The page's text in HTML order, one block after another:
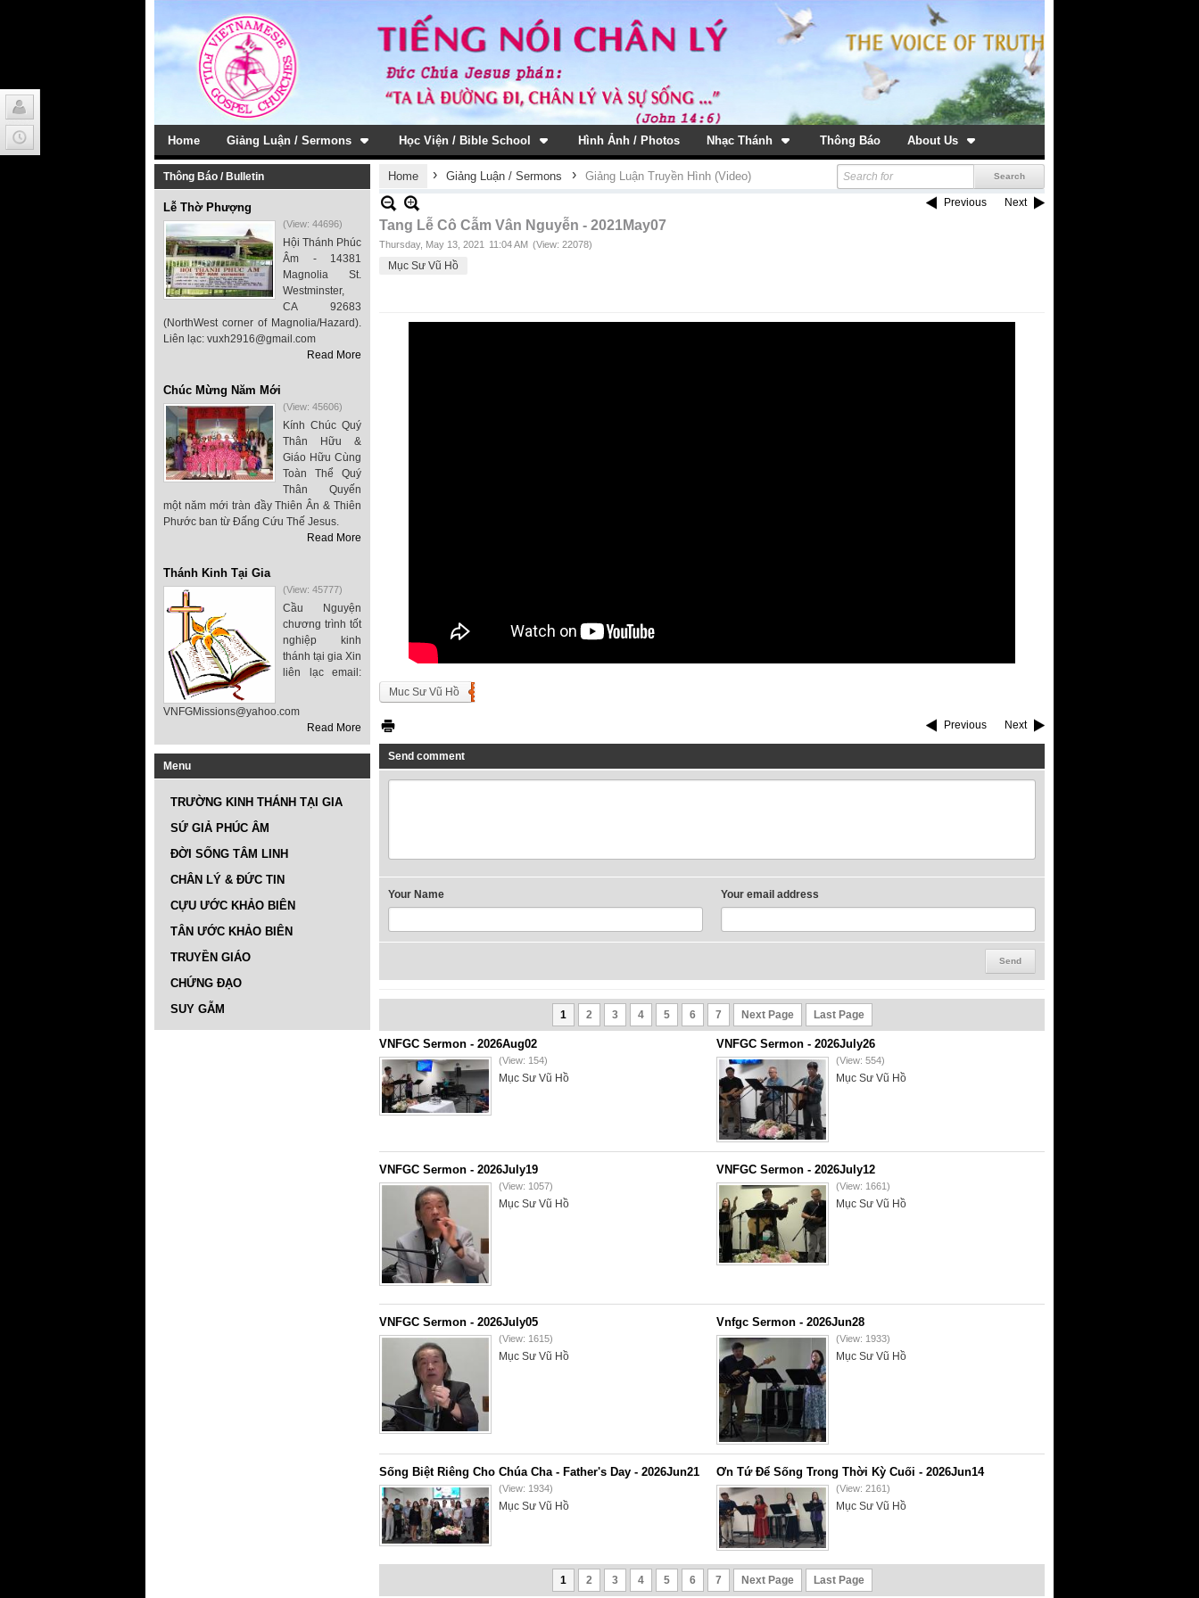
Home Giảng Luận / Sermons Học Viện / Bible School Hình Ảnh / Photos Nhạc Thánh Thông Báo About Us
Thông Báo / Bulletin
Lễ Thờ Phượng
(View: 44696)
Hội Thánh Phúc
Âm - 14381
Magnolia St.
Westminster,
CA 92683
(NorthWest corner of Magnolia/Hazard).
Liên lạc: vuxh2916@gmail.com
Read More
Chúc Mừng Năm Mới
(View: 45606)
Kính Chúc Quý
Thân Hữu &
Giáo Hữu Cùng
Toàn Thể Quý
Thân Quyến
một năm mới tràn đầy Thiên Ân & Thiên
Phước ban từ Đấng Cứu Thế Jesus.
Read More
Thánh Kinh Tại Gia
(View: 45777)
Cầu Nguyện
chương trình tốt
nghiệp kinh
thánh tại gia Xin
liên lạc email:
VNFGMissions@yahoo.com
Read More
Menu
TRƯỜNG KINH THÁNH TẠI GIA
SỨ GIẢ PHÚC ÂM
ĐỜI SỐNG TÂM LINH
CHÂN LÝ & ĐỨC TIN
CỰU ƯỚC KHẢO BIÊN
TÂN ƯỚC KHẢO BIÊN
TRUYỀN GIÁO
CHỨNG ĐẠO
SUY GẪM
Home › Giảng Luận / Sermons › Giảng Luận Truyền Hình (Video)
Previous Next
Tang Lễ Cô Cẫm Vân Nguyễn - 2021May07
Thursday, May 13, 2021 11:04 AM (View: 22078)
Mục Sư Vũ Hồ
Muc Sư Vũ Hồ
Previous Next
Send comment
Your Name Your email address
1 2 3 4 5 6 7 Next Page Last Page
VNFGC Sermon - 2026Aug02
(View: 154)
Mục Sư Vũ Hồ
VNFGC Sermon - 2026July26
(View: 554)
Mục Sư Vũ Hồ
VNFGC Sermon - 2026July19
(View: 1057)
Mục Sư Vũ Hồ
VNFGC Sermon - 2026July12
(View: 1661)
Mục Sư Vũ Hồ
VNFGC Sermon - 2026July05
(View: 1615)
Mục Sư Vũ Hồ
Vnfgc Sermon - 2026Jun28
(View: 1933)
Mục Sư Vũ Hồ
Sống Biệt Riêng Cho Chúa Cha - Father's Day - 2026Jun21
(View: 1934)
Mục Sư Vũ Hồ
Ơn Tứ Để Sống Trong Thời Kỳ Cuối - 2026Jun14
(View: 2161)
Mục Sư Vũ Hồ
1 2 3 4 5 6 7 Next Page Last Page